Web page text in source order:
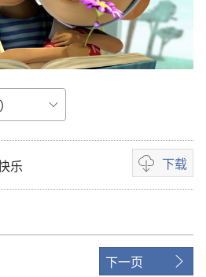
乐 下载
影
片
选
项
下一页